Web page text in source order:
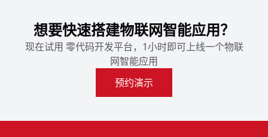
想要快速搭建物联网智能应用？
现在试用 零代码开发平台，1小时即可上线一个物联
网智能应用
预约演示